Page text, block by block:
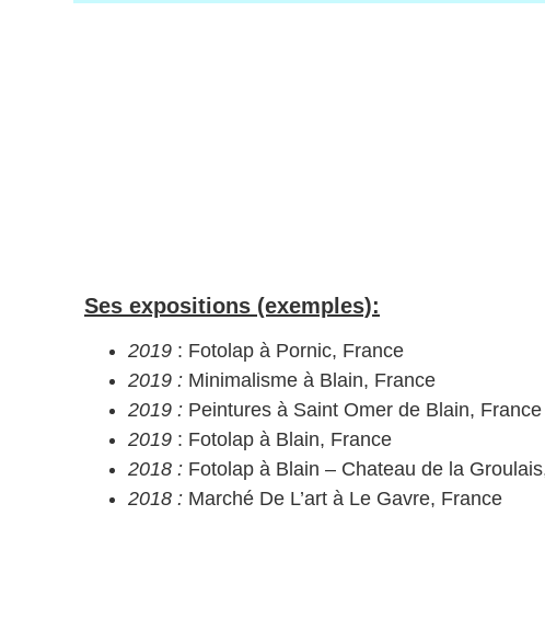
Ses expositions (exemples):
2019 : Fotolap à Pornic, France
2019 : Minimalisme à Blain, France
2019 : Peintures à Saint Omer de Blain, France
2019 : Fotolap à Blain, France
2018 : Fotolap à Blain – Chateau de la
2018 : Marché De L’art à Le Gavre, France